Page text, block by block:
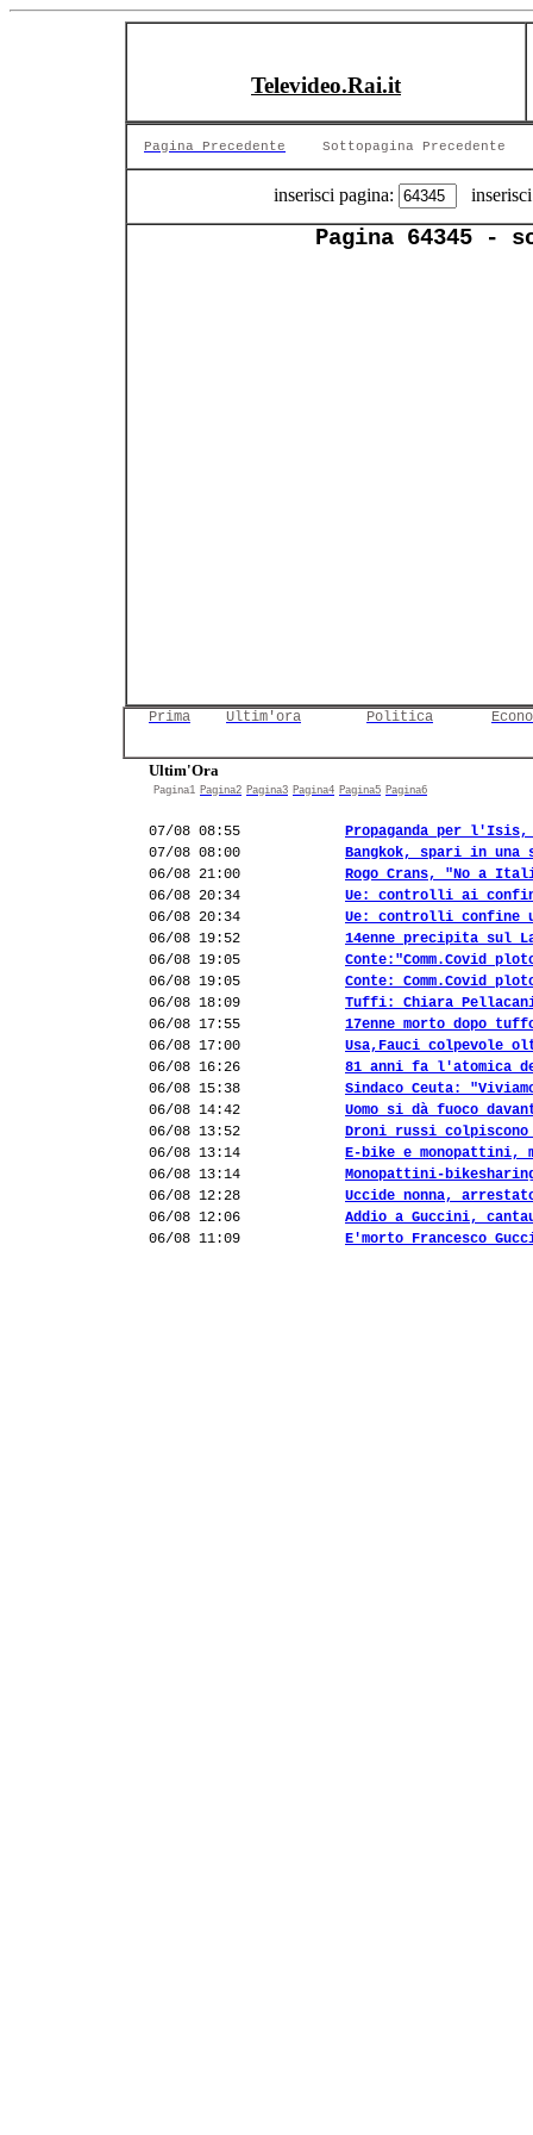
Televideo.Rai.it
Pagina Precedente Sottopagina Precedente
inserisci pagina:
Pagina 64345 -
Prima Ultim'ora Politica
Ultim'Ora
Pagina1 Pagina2 Pagina3 Pagina4 Pagina5 Pagina6
07/08 08:55
Propaganda per l'Isis,
07/08 08:00
Bangkok, spari in
06/08 21:00
Rogo Crans, "No a
06/08 20:34
Ue: controlli ai
06/08 20:34
Ue: controlli confine
06/08 19:52
14enne precipita sul
06/08 19:05
Conte:"Comm.Covid
06/08 19:05
Conte: Comm.Covid
06/08 18:09
Tuffi: Chiara
06/08 17:55
17enne morto dopo
06/08 17:00
Usa,Fauci colpevole
06/08 16:26
81 anni fa l'atomica
06/08 15:38
Sindaco Ceuta:
06/08 14:42
Uomo si dà fuoco
06/08 13:52
Droni russi colpiscono
06/08 13:14
E-bike e monopattini,
06/08 13:14
Monopattini-
06/08 12:28
Uccide nonna,
06/08 12:06
Addio a Guccini,
06/08 11:09
E'morto Francesco